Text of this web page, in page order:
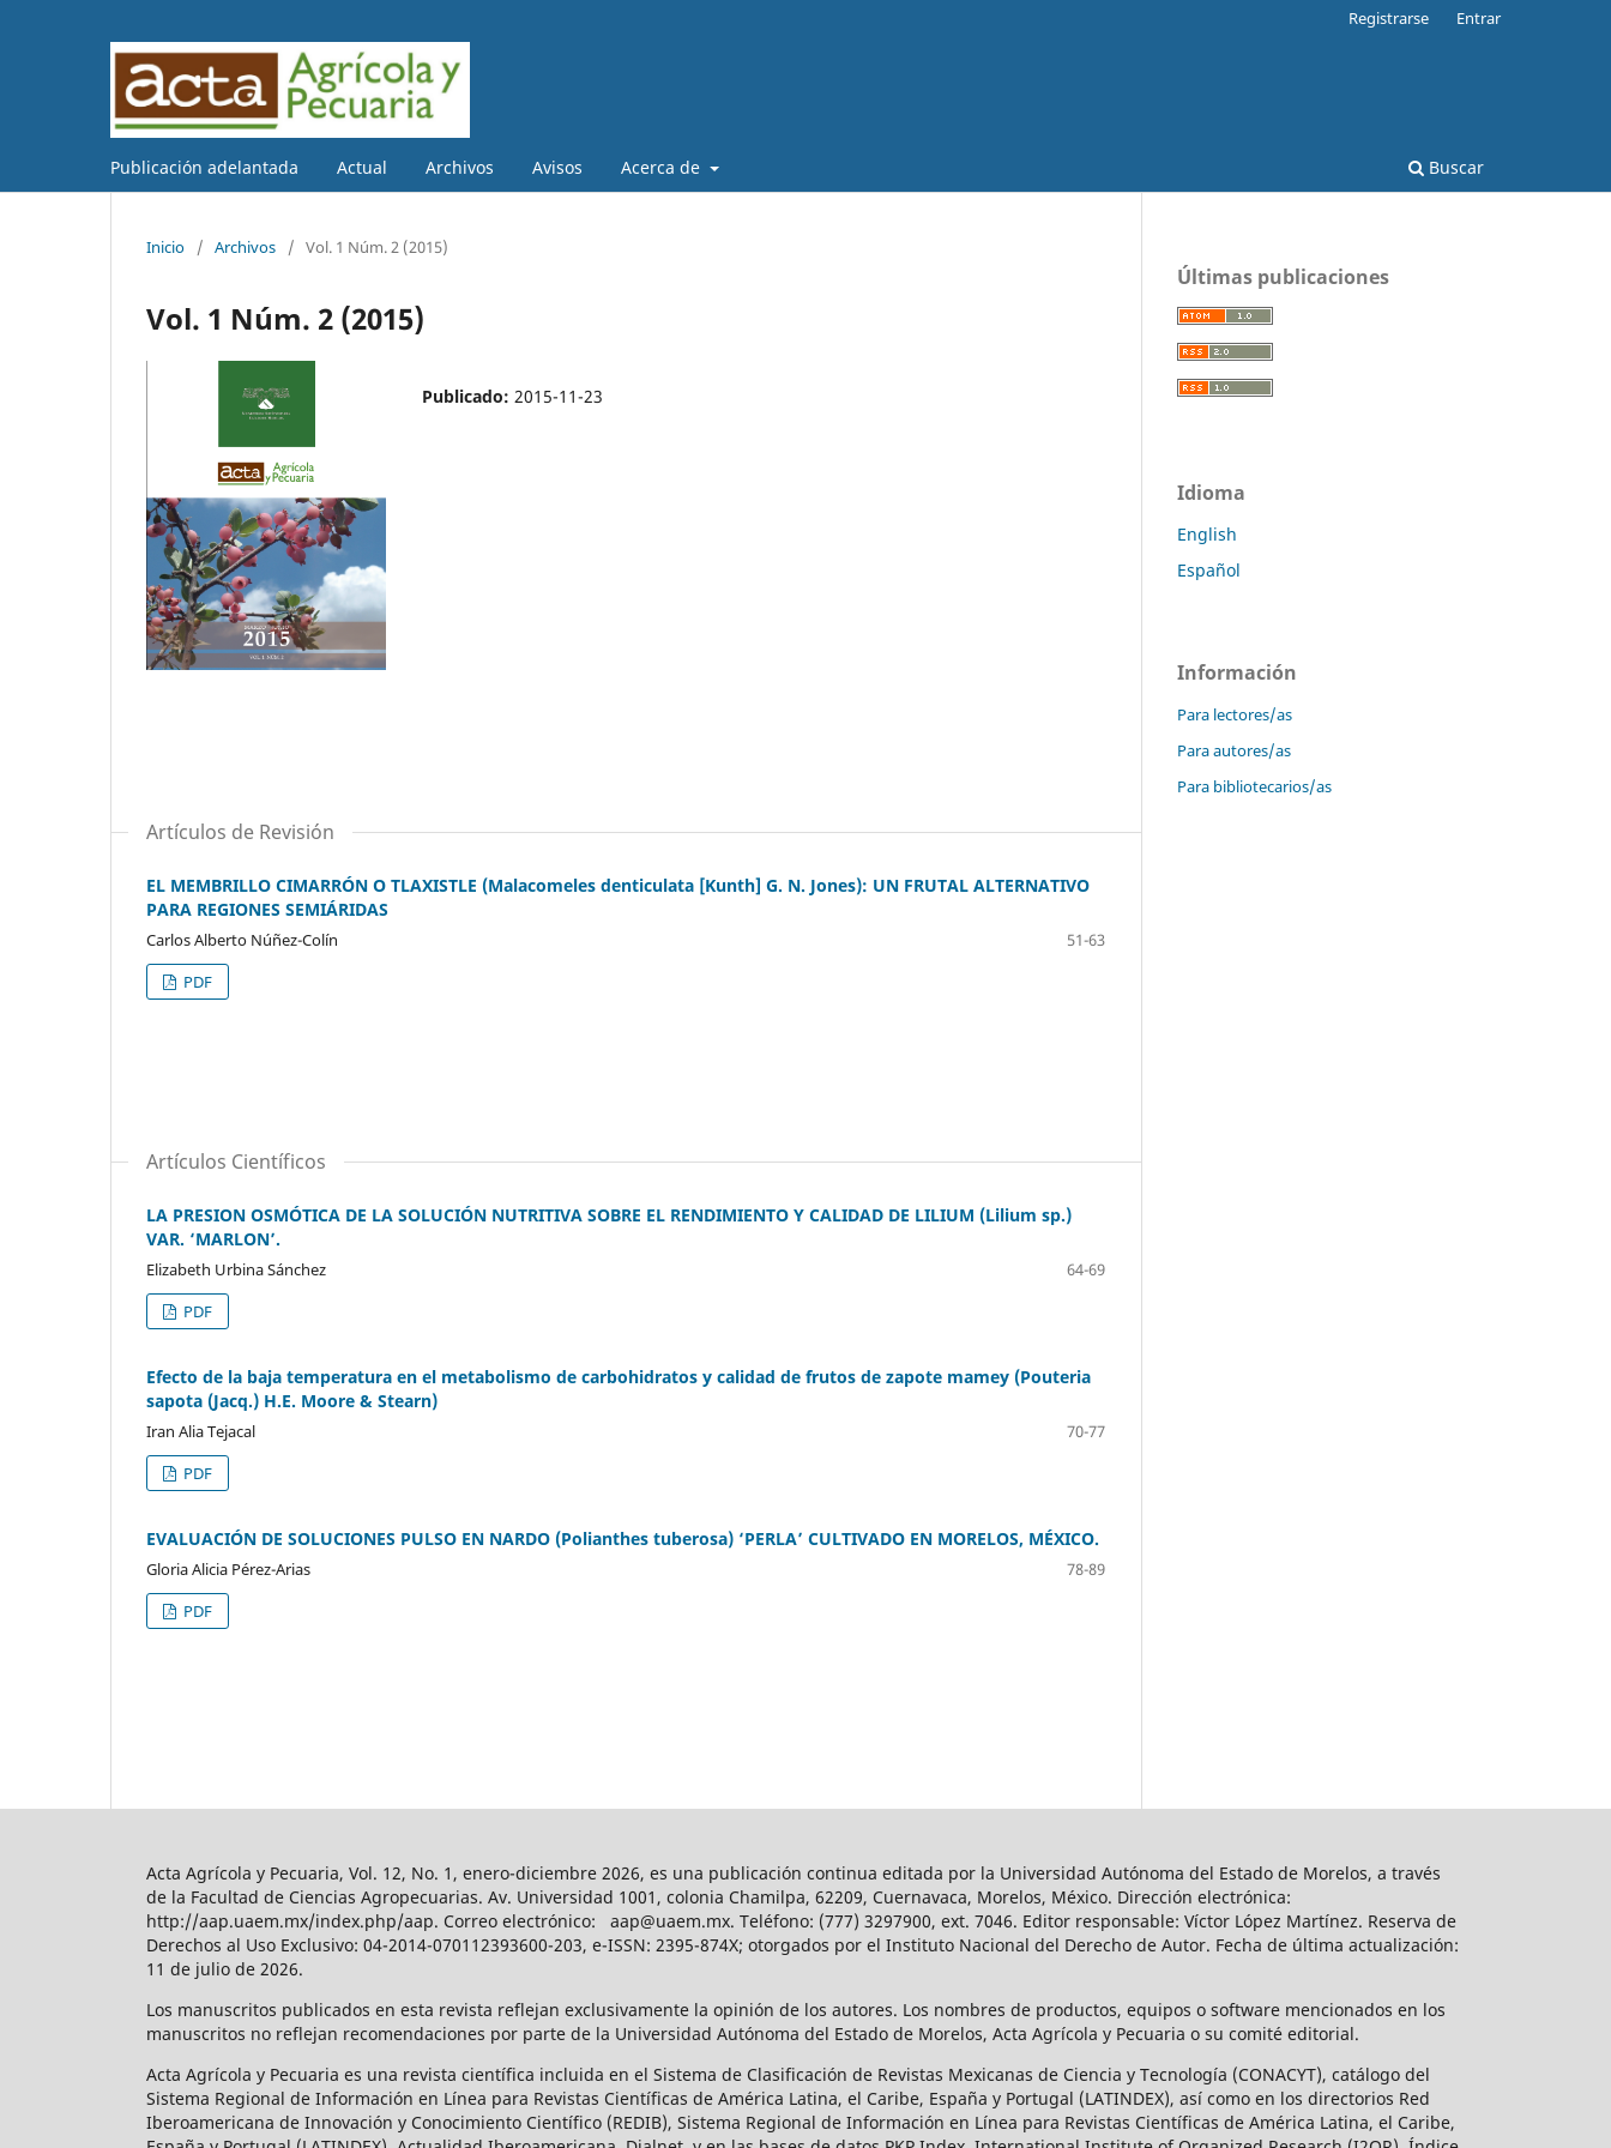
Publicación adelantada Actual Archivos Avisos Acerca de Buscar
Registrarse Entrar
Inicio / Archivos / Vol. 1 Núm. 2 (2015)
Vol. 1 Núm. 2 (2015)
Publicado: 2015-11-23
Artículos de Revisión
EL MEMBRILLO CIMARRÓN O TLAXISTLE (Malacomeles denticulata [Kunth] G. N. Jones): UN FRUTAL ALTERNATIVO
PARA REGIONES SEMIÁRIDAS
Carlos Alberto Núñez-Colín
51-63
PDF
Artículos Científicos
LA PRESION OSMÓTICA DE LA SOLUCIÓN NUTRITIVA SOBRE EL RENDIMIENTO Y CALIDAD DE LILIUM (Lilium sp.)
VAR. ‘MARLON’.
Elizabeth Urbina Sánchez
64-69
PDF
Efecto de la baja temperatura en el metabolismo de carbohidratos y calidad de frutos de zapote mamey (Pouteria
sapota (Jacq.) H.E. Moore & Stearn)
Iran Alia Tejacal
70-77
PDF
EVALUACIÓN DE SOLUCIONES PULSO EN NARDO (Polianthes tuberosa) ‘PERLA’ CULTIVADO EN MORELOS, MÉXICO.
Gloria Alicia Pérez-Arias
78-89
PDF
Últimas publicaciones
Idioma
English
Español
Información
Para lectores/as
Para autores/as
Para bibliotecarios/as
Acta Agrícola y Pecuaria, Vol. 12, No. 1, enero-diciembre 2026, es una publicación continua editada por la Universidad Autónoma del Estado de Morelos, a través
de la Facultad de Ciencias Agropecuarias. Av. Universidad 1001, colonia Chamilpa, 62209, Cuernavaca, Morelos, México. Dirección electrónica:
http://aap.uaem.mx/index.php/aap. Correo electrónico: aap@uaem.mx. Teléfono: (777) 3297900, ext. 7046. Editor responsable: Víctor López Martínez. Reserva de
Derechos al Uso Exclusivo: 04-2014-070112393600-203, e-ISSN: 2395-874X; otorgados por el Instituto Nacional del Derecho de Autor. Fecha de última actualización:
11 de julio de 2026.
Los manuscritos publicados en esta revista reflejan exclusivamente la opinión de los autores. Los nombres de productos, equipos o software mencionados en los
manuscritos no reflejan recomendaciones por parte de la Universidad Autónoma del Estado de Morelos, Acta Agrícola y Pecuaria o su comité editorial.
Acta Agrícola y Pecuaria es una revista científica incluida en el Sistema de Clasificación de Revistas Mexicanas de Ciencia y Tecnología (CONACYT), catálogo del
Sistema Regional de Información en Línea para Revistas Científicas de América Latina, el Caribe, España y Portugal (LATINDEX), así como en los directorios Red
Iberoamericana de Innovación y Conocimiento Científico (REDIB), Sistema Regional de Información en Línea para Revistas Científicas de América Latina, el Caribe,